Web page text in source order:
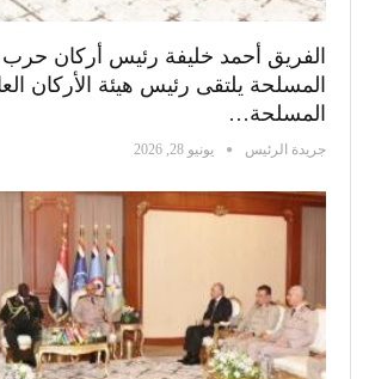
الفريق أحمد خليفة رئيس أركان حرب
المسلحة يلتقى رئيس هيئة الأركان
المسلحة…
جريدة الرئيس يونيو 28, 2026